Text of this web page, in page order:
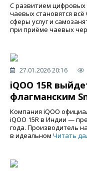
С развитием цифровых
чаевых становятся
сферы услуг и
при приёме чаевых
27.01.2026 20:16
iQOO 15R
флагманским
Компания iQOO
iQOO 15R в Индии —
года. Производитель
в идеальном Читать